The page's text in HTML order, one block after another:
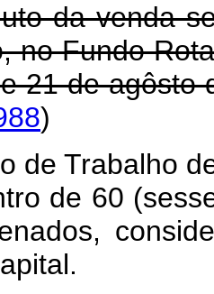
da venda
no Fundo
21 de agôsto
)
de Trabalho
de 60